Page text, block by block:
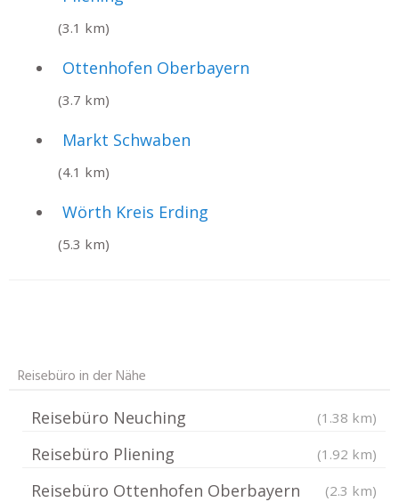
(3.1 km)
Ottenhofen Oberbayern
(3.7 km)
Markt Schwaben
(4.1 km)
Wörth Kreis Erding
(5.3 km)
Reisebüro in der Nähe
Reisebüro Neuching (1.38 km)
Reisebüro Pliening (1.92 km)
Reisebüro Ottenhofen Oberbayern (2.3 km)